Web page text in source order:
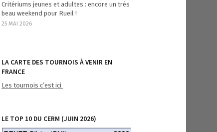
Critériums jeunes et adultes : encore un très
beau weekend pour Rueil !
25 MAI 2026
LA CARTE DES TOURNOIS À VENIR EN
FRANCE
Les tournois c’est ici
LE TOP 10 DU CERM (JUIN 2026)